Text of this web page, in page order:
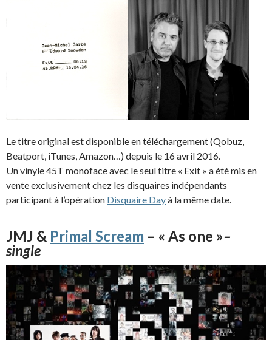
Le titre original est disponible en téléchargement (Qobuz,
Beatport, iTunes, Amazon…) depuis le 16 avril 2016.
Un vinyle 45T monoface avec le seul titre « Exit » a été mis en
vente exclusivement chez les disquaires indépendants
participant à l’opération Disquaire Dayà la même date.
JMJ & Primal Scream – « As one »–
single